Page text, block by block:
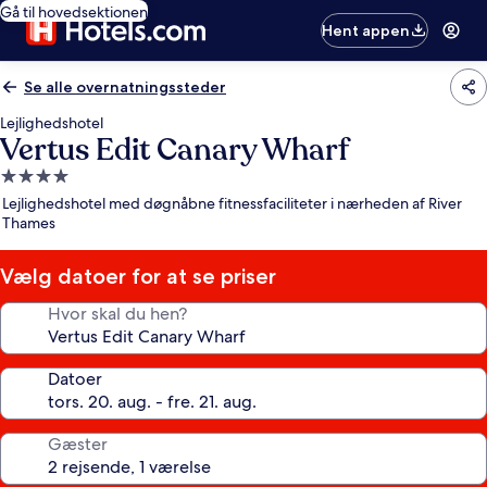
Gå til hovedsektionen
Hent appen
Se alle overnatningssteder
Lejlighedshotel
Vertus Edit Canary Wharf
4.0-
stjernet
overnatningssted
Lejlighedshotel med døgnåbne fitnessfaciliteter i nærheden af River
Thames
Vælg datoer for at se priser
Hvor skal du hen?
Datoer
Gæster